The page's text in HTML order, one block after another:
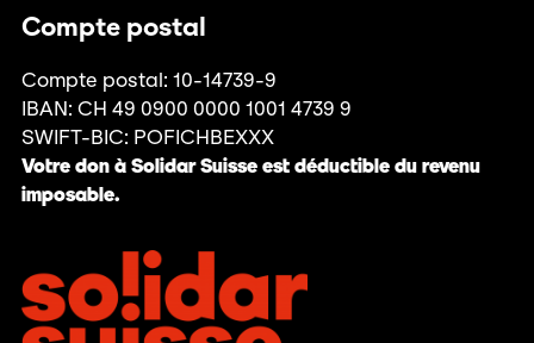
Compte postal
Compte postal: 10-14739-9
IBAN: CH 49 0900 0000 1001 4739 9
SWIFT-BIC: POFICHBEXXX
Votre don à Solidar Suisse est déductible du revenu
imposable.